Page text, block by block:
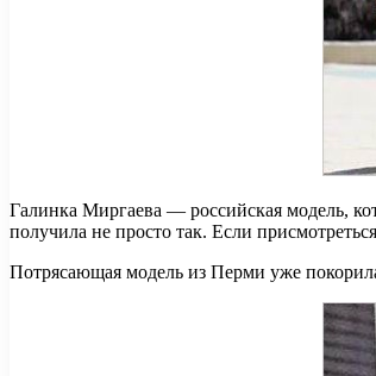
Галинка Миргаева — российская модель,
получила не просто так. Если
Потрясающая модель из Перми уже